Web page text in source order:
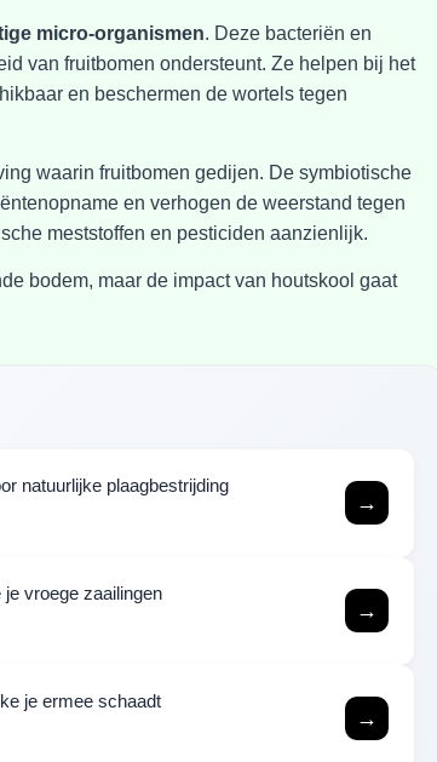
micro-organismen. Deze bacteriën en
van fruitbomen ondersteunt. Ze helpen bij het
en beschermen de wortels tegen
waarin fruitbomen gedijen. De symbiotische
en verhogen de weerstand tegen
meststoffen en pesticiden aanzienlijk.
bodem, maar de impact van houtskool gaat
natuurlijke plaagbestrijding
→
vroege zaailingen
→
je ermee schaadt
→